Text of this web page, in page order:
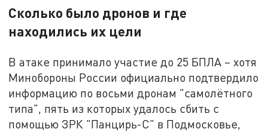
Сколько было дронов и где
находились их цели
В атаке принимало участие до 25 БПЛА – хотя
Минобороны России официально подтвердило
информацию по восьми дронам "самолётного
типа", пять из которых удалось сбить с
помощью ЗРК "Панцирь-С" в Подмосковье,